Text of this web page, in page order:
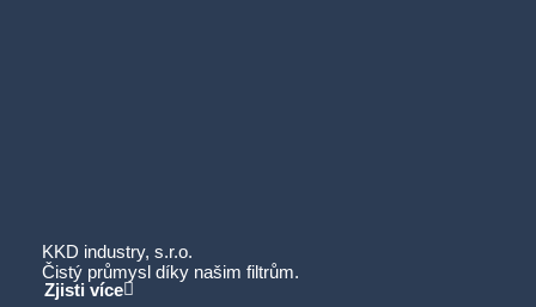
KKD industry, s.r.o.
Čistý průmysl díky našim filtrům.
Zjisti více